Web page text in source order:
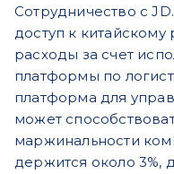
Сотрудничество с
доступ к
расходы за счет
платформы по
платформа для
может
маржинальности
держится около 3%,